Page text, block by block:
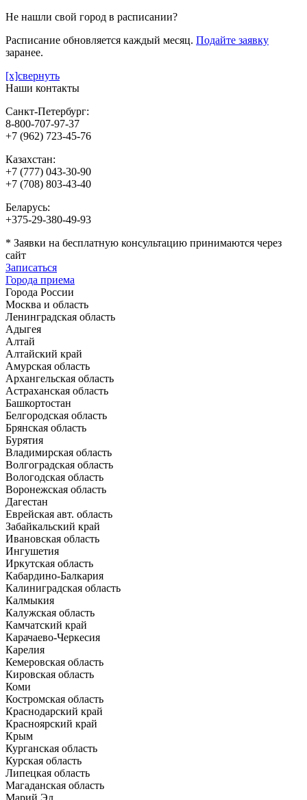
Не нашли свой город в расписании?
Расписание обновляется каждый месяц. Подайте заявку
заранее.
[x]свернуть
Наши контакты
Санкт-Петербург:
8-800-707-97-37
+7 (962) 723-45-76
Казахстан:
+7 (777) 043-30-90
+7 (708) 803-43-40
Беларусь:
+375-29-380-49-93
* Заявки на бесплатную консультацию принимаются через
сайт
Записаться
Города приема
Города России
Москва и область
Ленинградская область
Адыгея
Алтай
Алтайский край
Амурская область
Архангельская область
Астраханская область
Башкортостан
Белгородская область
Брянская область
Бурятия
Владимирская область
Волгоградская область
Вологодская область
Воронежская область
Дагестан
Еврейская авт. область
Забайкальский край
Ивановская область
Ингушетия
Иркутская область
Кабардино-Балкария
Калиниградская область
Калмыкия
Калужская область
Камчатский край
Карачаево-Черкесия
Карелия
Кемеровская область
Кировская область
Коми
Костромская область
Краснодарский край
Красноярский край
Крым
Курганская область
Курская область
Липецкая область
Магаданская область
Марий Эл